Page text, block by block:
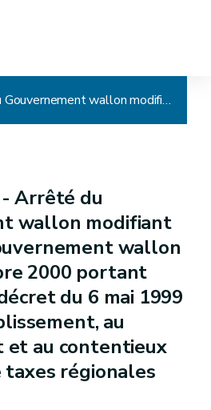
Arrêté du Gouvernement wallon modifiant l'arrêté du Gouvernement wallon du 16 novembre 2000 portant exécution du décret du 6 mai 1999 relatif à l'établissement, au recouvrement et au contentieux en matière de taxes régionales directes
-Arrêté du
wallon modifiant
wallon
2000 portant
du 6 mai 1999
au
et au contentieux
régionales